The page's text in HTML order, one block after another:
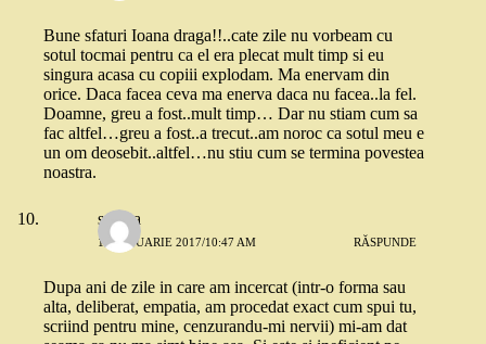
Bune sfaturi Ioana draga!!..cate zile nu vorbeam cu
sotul tocmai pentru ca el era plecat mult timp si eu
singura acasa cu copiii explodam. Ma enervam din
orice. Daca facea ceva ma enerva daca nu facea..la fel.
Doamne, greu a fost..mult timp… Dar nu stiam cum sa
fac altfel…greu a fost..a trecut..am noroc ca sotul meu e
un om deosebit..altfel…nu stiu cum se termina povestea
noastra.
sabina
17 IANUARIE 2017/10:47 AM RĂSPUNDE
Dupa ani de zile in care am incercat (intr-o forma sau
alta, deliberat, empatia, am procedat exact cum spui tu,
scriind pentru mine, cenzurandu-mi nervii) mi-am dat